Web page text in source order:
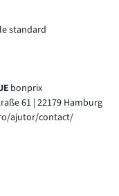
standard
bonprix
61 | 22179 Hamburg
ajutor/contact/